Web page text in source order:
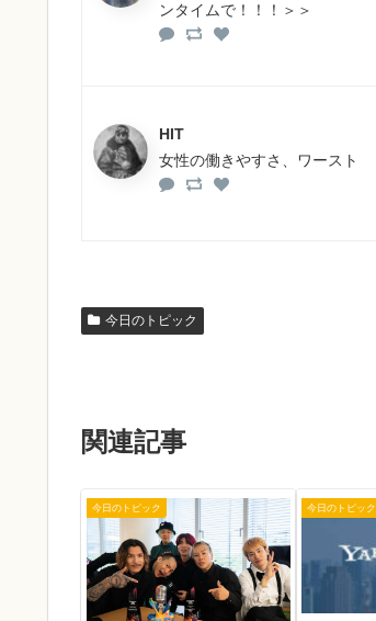
ンタイムで！！！＞＞
HIT
女性の働きやすさ、ワースト
今日のトピック
関連記事
今日のトピック 今日のトピック